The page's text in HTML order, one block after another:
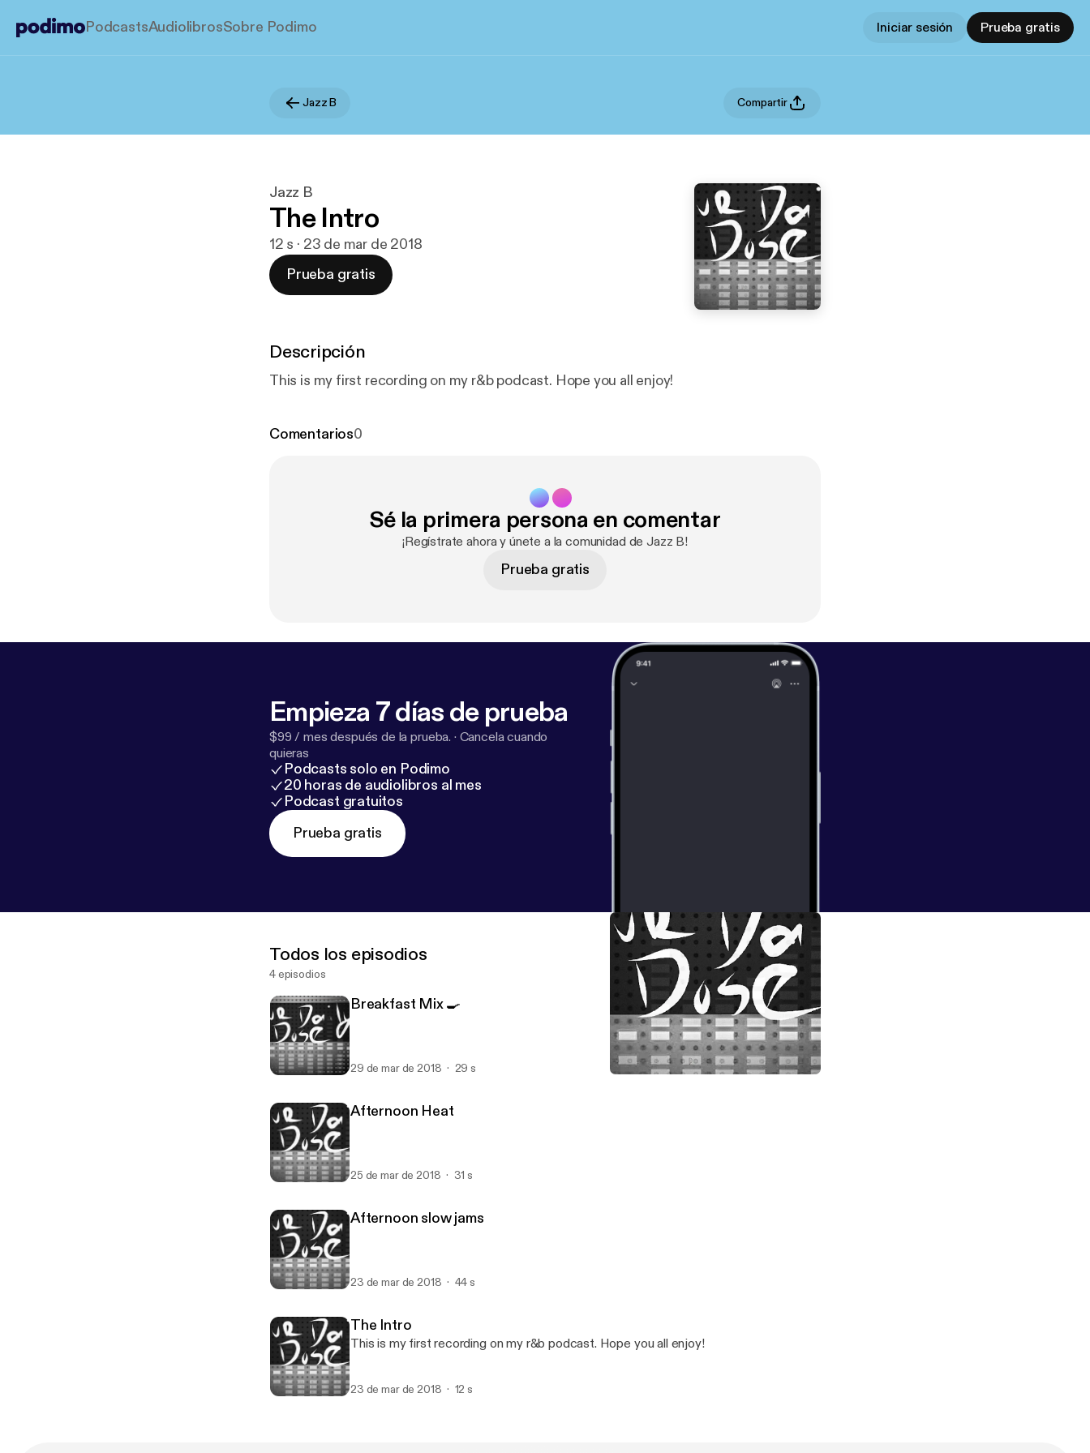
PodcastsAudiolibrosSobre Podimo Iniciar sesión Prueba gratis
Jazz B Compartir
Jazz B
The Intro
12 s · 23 de mar de 2018
Prueba gratis
Descripción
This is my first recording on my r&b podcast. Hope you all enjoy!
Comentarios0
Sé la primera persona en comentar
¡Regístrate ahora y únete a la comunidad de Jazz B!
Prueba gratis
Empieza 7 días de prueba
$99 / mes después de la prueba. · Cancela cuando
quieras
Podcasts solo en Podimo
20 horas de audiolibros al mes
Podcast gratuitos
Prueba gratis
Todos los episodios
4 episodios
Breakfast Mix 🍳
29 de mar de 2018 29 s
Afternoon Heat
25 de mar de 2018 31 s
Afternoon slow jams
23 de mar de 2018 44 s
The Intro
This is my first recording on my r&b podcast. Hope you all enjoy!
23 de mar de 2018 12 s